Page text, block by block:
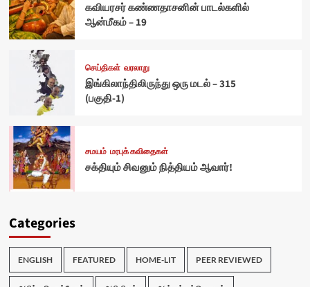
கவியரசர் கண்ணதாசனின் பாடல்களில்
ஆன்மீகம் – 19
செய்திகள் வரலாறு
இங்கிலாந்திலிருந்து ஒரு மடல் – 315
(பகுதி-1)
சமயம் மரபுக் கவிதைகள்
சக்தியும் சிவனும் நித்தியம் ஆவார்!
Categories
ENGLISH FEATURED HOME-LIT PEER REVIEWED